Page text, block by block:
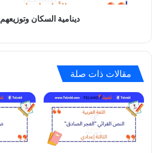
دينامية السكان وتوزيعهم
مقالات ذات صلة